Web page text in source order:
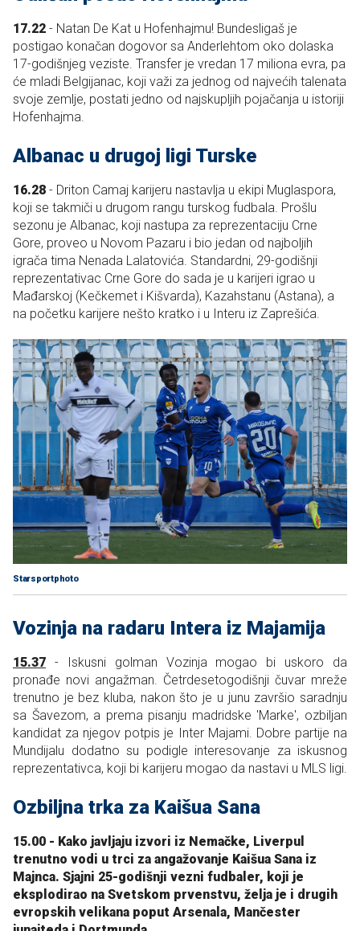
17.22 - Natan De Kat u Hofenhajmu! Bundesligaš je
postigao konačan dogovor sa Anderlehtom oko dolaska
17-godišnjeg veziste. Transfer je vredan 17 miliona evra, pa
će mladi Belgijanac, koji važi za jednog od najvećih talenata
svoje zemlje, postati jedno od najskupljih pojačanja u istoriji
Hofenhajma.
Albanac u drugoj ligi Turske
16.28 - Driton Camaj karijeru nastavlja u ekipi Muglaspora,
koji se takmiči u drugom rangu turskog fudbala. Prošlu
sezonu je Albanac, koji nastupa za reprezentaciju Crne
Gore, proveo u Novom Pazaru i bio jedan od najboljih
igrača tima Nenada Lalatovića. Standardni, 29-godišnji
reprezentativac Crne Gore do sada je u karijeri igrao u
Mađarskoj (Kečkemet i Kišvarda), Kazahstanu (Astana), a
na početku karijere nešto kratko i u Interu iz Zaprešića.
Starsportphoto
Vozinja na radaru Intera iz Majamija
15.37 - Iskusni golman Vozinja mogao bi uskoro da
pronađe novi angažman. Četrdesetogodišnji čuvar mreže
trenutno je bez kluba, nakon što je u junu završio saradnju
sa Šavezom, a prema pisanju madridske 'Marke', ozbiljan
kandidat za njegov potpis je Inter Majami. Dobre partije na
Mundijalu dodatno su podigle interesovanje za iskusnog
reprezentativca, koji bi karijeru mogao da nastavi u MLS ligi.
Ozbiljna trka za Kaišua Sana
15.00 - Kako javljaju izvori iz Nemačke, Liverpul
trenutno vodi u trci za angažovanje Kaišua Sana iz
Majnca. Sjajni 25-godišnji vezni fudbaler, koji je
eksplodirao na Svetskom prvenstvu, želja je i drugih
evropskih velikana poput Arsenala, Mančester